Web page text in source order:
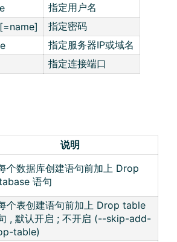
指定用户名
指定密码
指定服务器IP或域名
指定连接端口
说明
个数据库创建语句前加上 Drop
语句
个表创建语句前加上 Drop table
, 默认开启 ; 不开启 (--skip-add-
table)